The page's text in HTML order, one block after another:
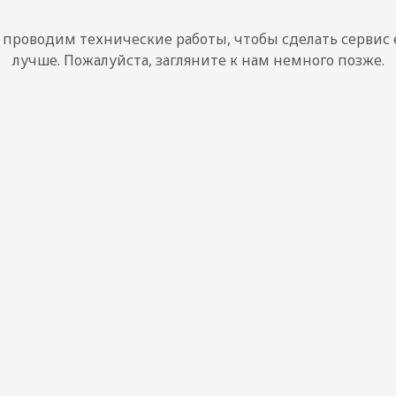
технические работы, чтобы сделать сервис
лучше. Пожалуйста, загляните к нам немного позже.